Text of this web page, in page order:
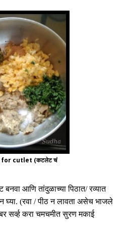
cutlet (कटलेट चं
आणि तांदुळाच्या पिठात/रव्यात
घ्या. (रवा /पीठ न लावता असेच भाजले
सर्व्ह करा चमचमीत सुरण मकाई